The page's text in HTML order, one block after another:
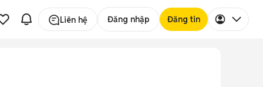
Liên hệ Đăng nhập Đăng tin